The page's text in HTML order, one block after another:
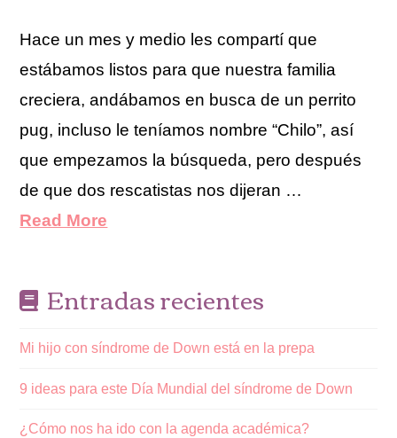
Hace un mes y medio les compartí que
estábamos listos para que nuestra familia
creciera, andábamos en busca de un perrito
pug, incluso le teníamos nombre “Chilo”, así
que empezamos la búsqueda, pero después
de que dos rescatistas nos dijeran …
Read More
Entradas recientes
Mi hijo con síndrome de Down está en la prepa
9 ideas para este Día Mundial del síndrome de Down
¿Cómo nos ha ido con la agenda académica?